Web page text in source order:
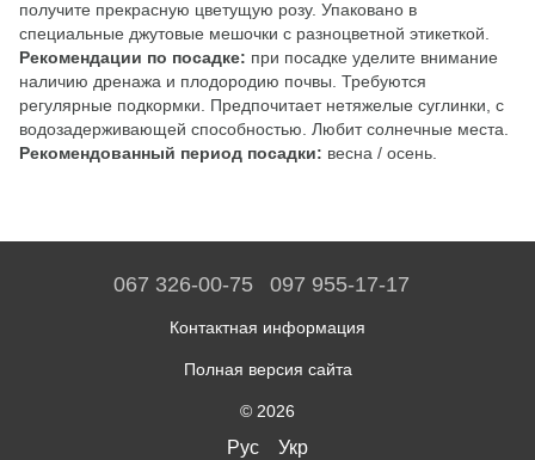
получите прекрасную цветущую розу. Упаковано в
специальные джутовые мешочки с разноцветной этикеткой.
Рекомендации по посадке: при посадке уделите внимание
наличию дренажа и плодородию почвы. Требуются
регулярные подкормки. Предпочитает нетяжелые суглинки, с
водозадерживающей способностью. Любит солнечные места.
Рекомендованный период посадки: весна / осень.
067 326-00-75 097 955-17-17
Контактная информация
Полная версия сайта
© 2026
Рус Укр